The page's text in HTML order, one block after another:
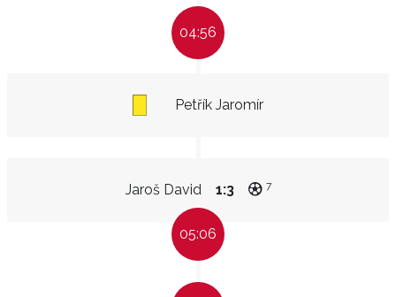
04:56
Petřík Jaromír
Jaroš David 1:3 7
05:06